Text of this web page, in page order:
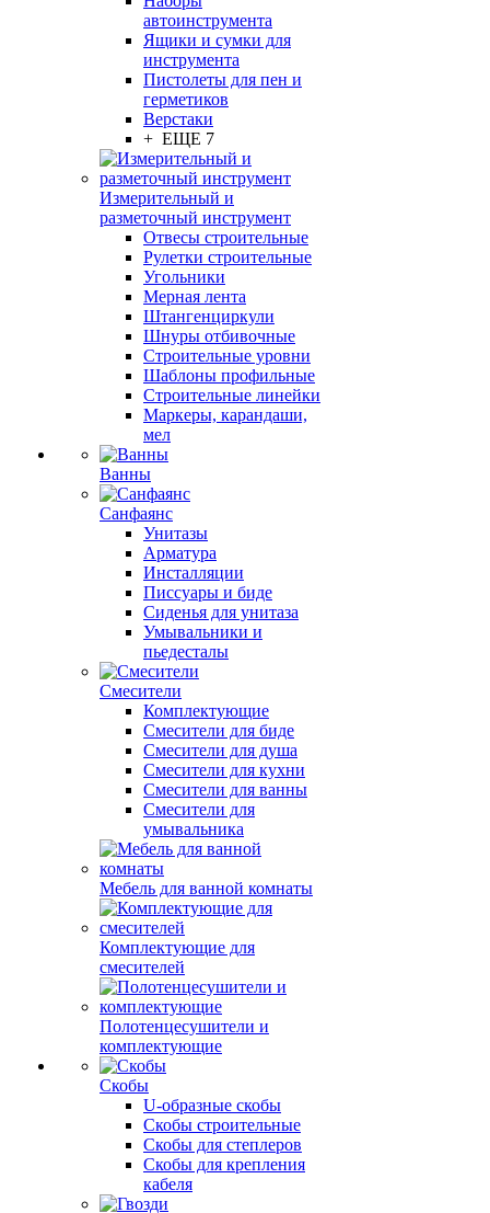
автоинструмента
Ящики и сумки для
инструмента
Пистолеты для пен и
герметиков
Верстаки
+ ЕЩЕ 7
Измерительный и
разметочный инструмент
Отвесы строительные
Рулетки строительные
Угольники
Мерная лента
Штангенциркули
Шнуры отбивочные
Строительные уровни
Шаблоны профильные
Строительные линейки
Маркеры, карандаши,
мел
Ванны
Санфаянс
Унитазы
Арматура
Инсталляции
Писсуары и биде
Сиденья для унитаза
Умывальники и
пьедесталы
Смесители
Комплектующие
Смесители для биде
Смесители для душа
Смесители для кухни
Смесители для ванны
Смесители для
умывальника
Мебель для ванной комнаты
Комплектующие для
смесителей
Полотенцесушители и
комплектующие
Скобы
U-образные скобы
Скобы строительные
Скобы для степлеров
Скобы для крепления
кабеля